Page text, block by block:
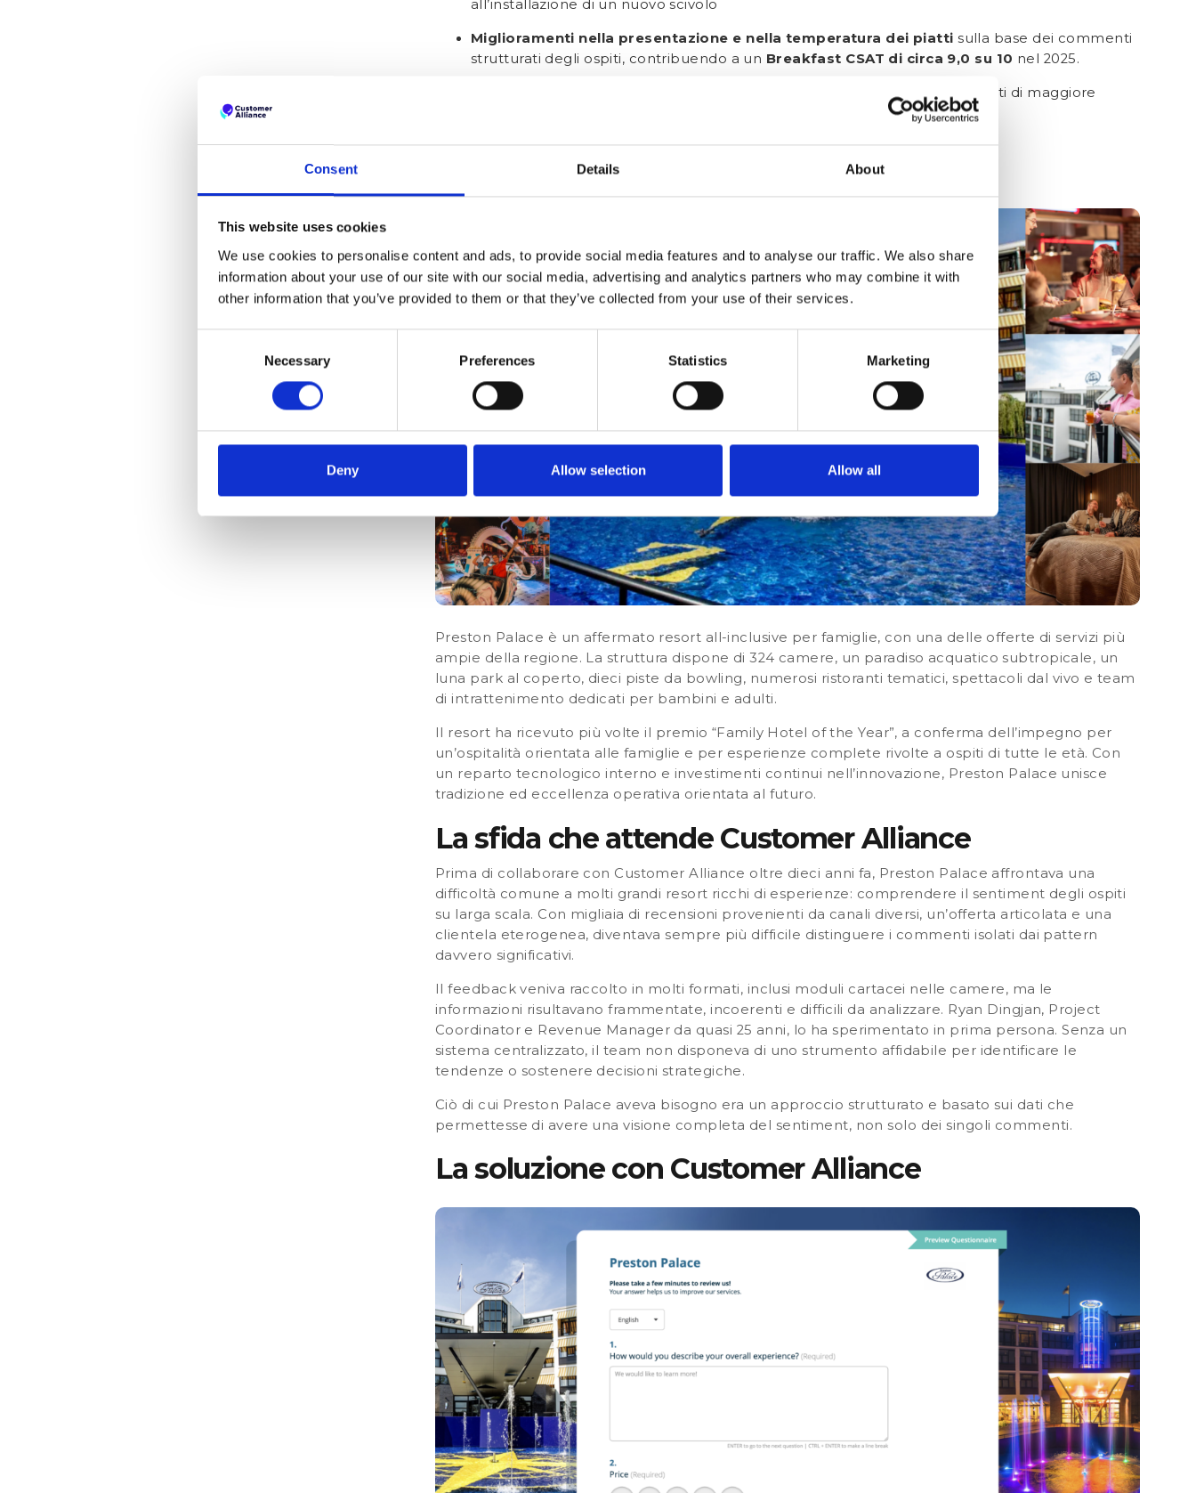
Consent Details About
This website uses cookies
We use cookies to personalise content and ads, to provide social media features and to analyse our traffic. We also share
information about your use of our site with our social media, advertising and analytics partners who may combine it with
other information that you’ve provided to them or that they’ve collected from your use of their services.
Necessary Preferences Statistics Marketing
Deny Allow selection Allow all
all’installazione di un nuovo scivolo
Miglioramenti nella presentazione e nella temperatura dei piatti sulla base dei commenti
strutturati degli ospiti, contribuendo a un Breakfast CSAT di circa 9,0 su 10 nel 2025.
Riduzione delle lamentele sul servizio grazie all’identificazione dei momenti di maggiore
pressione e all’introduzione di formazione mirata tramite app
Informazioni su Preston Palace
Preston Palace è un affermato resort all-inclusive per famiglie, con una delle offerte di servizi più
ampie della regione. La struttura dispone di 324 camere, un paradiso acquatico subtropicale, un
luna park al coperto, dieci piste da bowling, numerosi ristoranti tematici, spettacoli dal vivo e team
di intrattenimento dedicati per bambini e adulti.
Il resort ha ricevuto più volte il premio “Family Hotel of the Year”, a conferma dell’impegno per
un’ospitalità orientata alle famiglie e per esperienze complete rivolte a ospiti di tutte le età. Con
un reparto tecnologico interno e investimenti continui nell’innovazione, Preston Palace unisce
tradizione ed eccellenza operativa orientata al futuro.
La sfida che attende Customer Alliance
Prima di collaborare con Customer Alliance oltre dieci anni fa, Preston Palace affrontava una
difficoltà comune a molti grandi resort ricchi di esperienze: comprendere il sentiment degli ospiti
su larga scala. Con migliaia di recensioni provenienti da canali diversi, un’offerta articolata e una
clientela eterogenea, diventava sempre più difficile distinguere i commenti isolati dai pattern
davvero significativi.
Il feedback veniva raccolto in molti formati, inclusi moduli cartacei nelle camere, ma le
informazioni risultavano frammentate, incoerenti e difficili da analizzare. Ryan Dingjan, Project
Coordinator e Revenue Manager da quasi 25 anni, lo ha sperimentato in prima persona. Senza un
sistema centralizzato, il team non disponeva di uno strumento affidabile per identificare le
tendenze o sostenere decisioni strategiche.
Ciò di cui Preston Palace aveva bisogno era un approccio strutturato e basato sui dati che
permettesse di avere una visione completa del sentiment, non solo dei singoli commenti.
La soluzione con Customer Alliance